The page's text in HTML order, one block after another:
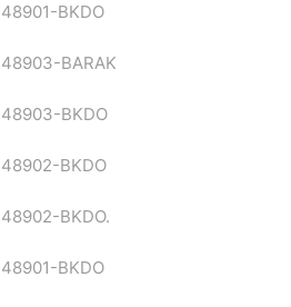
48901-BKDO
48903-BARAK
48903-BKDO
48902-BKDO
48902-BKDO.
48901-BKDO